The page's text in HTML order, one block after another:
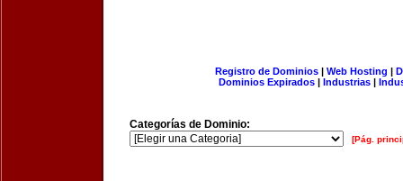
Registro de Dominios| Web Hosting |
Dominios Expirados | Industrias |
Categorías de Dominio:
[Pág.